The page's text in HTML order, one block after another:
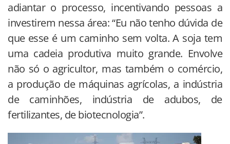
adiantar o processo, incentivando pessoas a
investirem nessa área: “Eu não tenho dúvida de
que esse é um caminho sem volta. A soja tem
uma cadeia produtiva muito grande. Envolve
não só o agricultor, mas também o comércio,
a produção de máquinas agrícolas, a indústria
de caminhões, indústria de adubos, de
fertilizantes, de biotecnologia”.